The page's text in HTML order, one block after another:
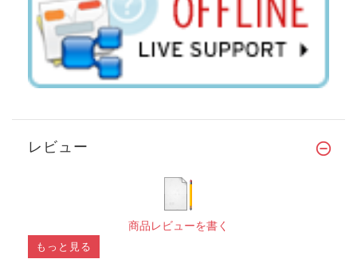
レビュー
商品レビューを書く
もっと見る